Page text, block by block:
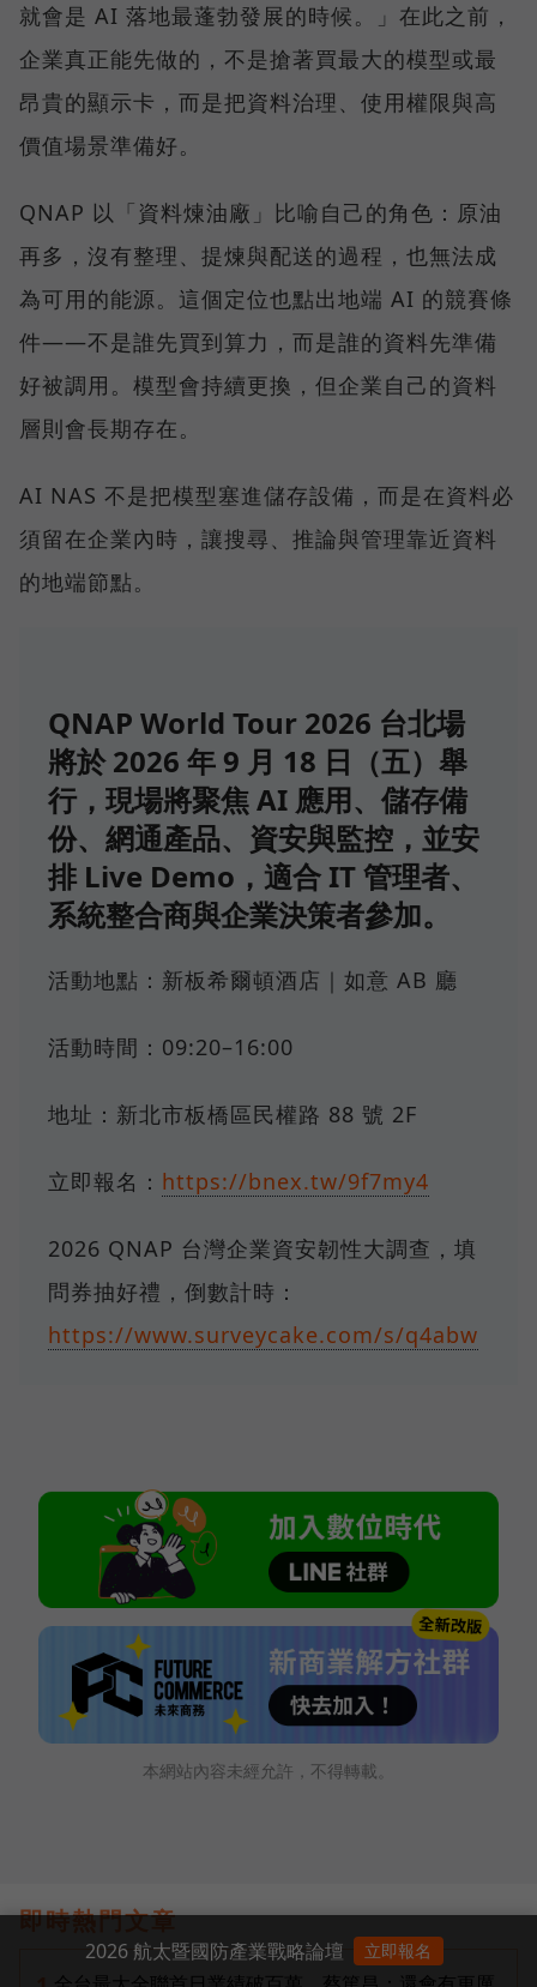
就會是 AI 落地最蓬勃發展的時候。」在此之前，
企業真正能先做的，不是搶著買最大的模型或最
昂貴的顯示卡，而是把資料治理、使用權限與高
價值場景準備好。
QNAP 以「資料煉油廠」比喻自己的角色：原油
再多，沒有整理、提煉與配送的過程，也無法成
為可用的能源。這個定位也點出地端 AI 的競賽條
件——不是誰先買到算力，而是誰的資料先準備
好被調用。模型會持續更換，但企業自己的資料
層則會長期存在。
AI NAS 不是把模型塞進儲存設備，而是在資料必
須留在企業內時，讓搜尋、推論與管理靠近資料
的地端節點。
QNAP World Tour 2026 台北場
將於 2026 年 9 月 18 日（五）舉
行，現場將聚焦 AI 應用、儲存備
份、網通產品、資安與監控，並安
排 Live Demo，適合 IT 管理者、
系統整合商與企業決策者參加。
活動地點：新板希爾頓酒店｜如意 AB 廳
活動時間：09:20–16:00
地址：新北市板橋區民權路 88 號 2F
立即報名： https://bnex.tw/9f7my4
2026 QNAP 台灣企業資安韌性大調查，填
問券抽好禮，倒數計時：
https://www.surveycake.com/s/q4abw
本網站內容未經允許，不得轉載。
即時熱門文章
2026 航太暨國防產業戰略論壇 立即報名